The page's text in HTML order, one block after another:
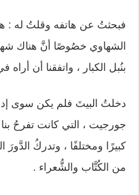
فبحثتُ عن هاتفه وقلتُ له :
الشهاوي خصُوصًا أنَّ هناك
بنُبل الكبار ، واتفقنا أن أراه
دخلتُ البيتَ فلم يكن سوى
جورجيت ، التي كانت تفرحُ
كبيرًا ومختلفًا ، وتدركُ الدَّورَ
من الكُتَّاب والشُّعراء .